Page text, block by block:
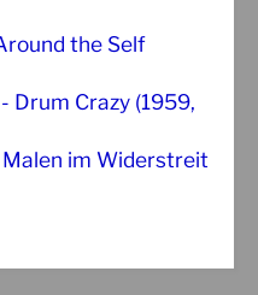
the Self
Drum Crazy (1959,
im Widerstreit